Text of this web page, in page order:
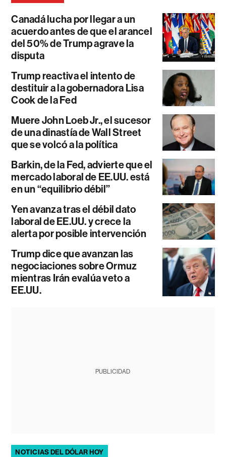
Canadá lucha por llegar a un
acuerdo antes de que el arancel
del 50% de Trump agrave la
disputa
Trump reactiva el intento de
destituir a la gobernadora Lisa
Cook de la Fed
Muere John Loeb Jr., el sucesor
de una dinastía de Wall Street
que se volcó a la política
Barkin, de la Fed, advierte que el
mercado laboral de EE.UU. está
en un “equilibrio débil”
Yen avanza tras el débil dato
laboral de EE.UU. y crece la
alerta por posible intervención
Trump dice que avanzan las
negociaciones sobre Ormuz
mientras Irán evalúa veto a
EE.UU.
PUBLICIDAD
NOTICIAS DEL DÓLAR HOY